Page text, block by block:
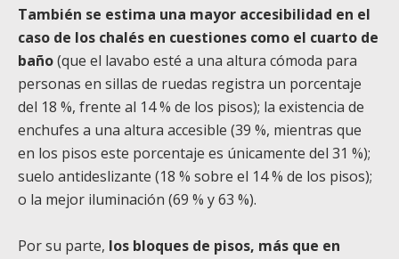
También se estima una mayor accesibilidad en el
caso de los chalés en cuestiones como el cuarto de
baño(que el lavabo esté a una altura cómoda para
personas en sillas de ruedas registra un porcentaje
del 18 %, frente al 14 % de los pisos); la existencia de
enchufes a una altura accesible (39 %, mientras que
en los pisos este porcentaje es únicamente del 31 %);
suelo antideslizante (18 % sobre el 14 % de los pisos);
o la mejor iluminación (69 % y 63 %).
Por su parte, los bloques de pisos, más que en